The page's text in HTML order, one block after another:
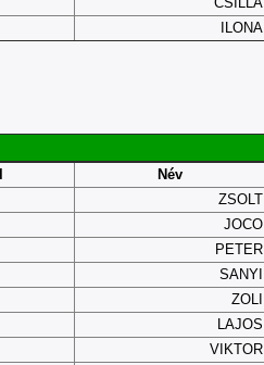
ILONA
Név
ZSOLT
JOCO
PETER
SANYI
ZOLI
LAJOS
VIKTOR